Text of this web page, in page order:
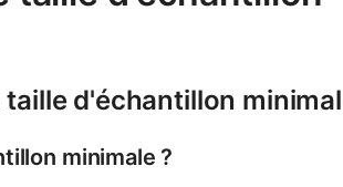
d'échantillon
minimale ?